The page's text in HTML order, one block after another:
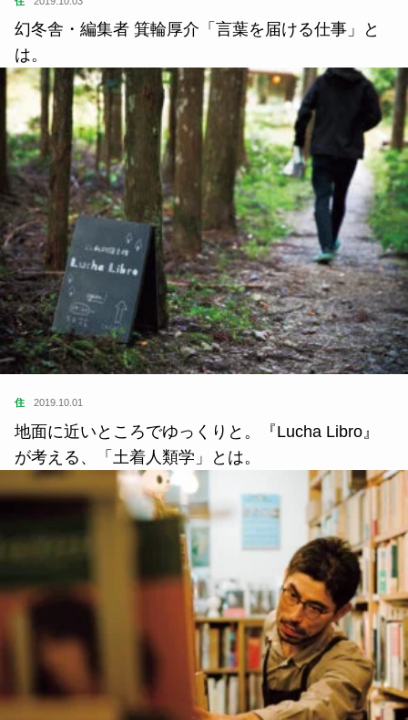
幻冬舎・編集者 箕輪厚介「言葉を届ける仕事」と
は。
住 2019.10.01
地面に近いところでゆっくりと。『Lucha Libro』
が考える、「土着人類学」とは。